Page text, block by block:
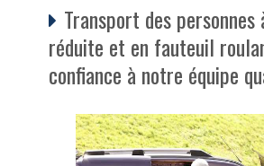
Transport des
réduite et en fauteuil
confiance à notre équipe